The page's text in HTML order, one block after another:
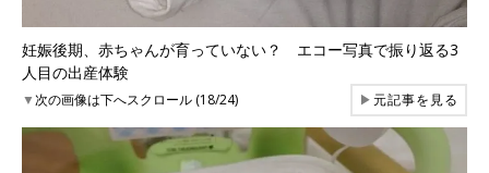
妊娠後期、赤ちゃんが育っていない？ エコー写真で振り返る3
人目の出産体験
▼次の画像は下へスクロール (18/24) ▶元記事を見る